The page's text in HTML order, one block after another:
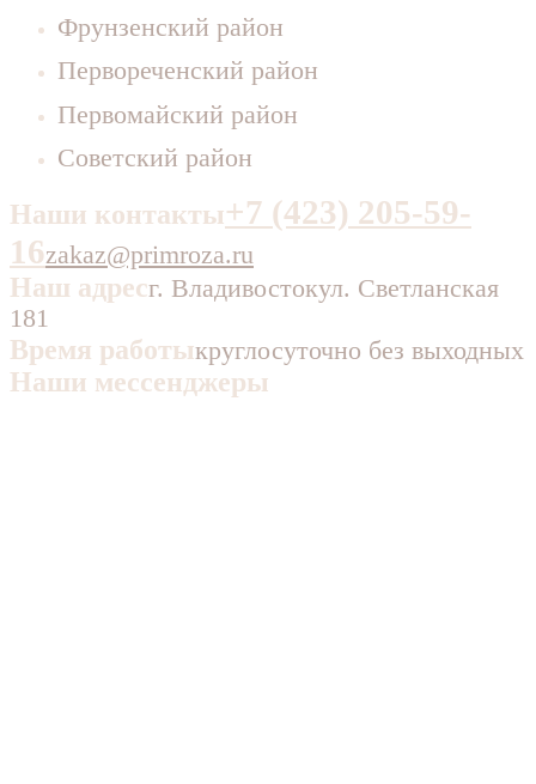
Фрунзенский район
Первореченский район
Первомайский район
Советский район
Наши контакты+7 (423) 205-59-
16zakaz@primroza.ru
Наш адресг. Владивостокул. Светланская
181
Время работыкруглосуточно без выходных
Наши мессенджеры